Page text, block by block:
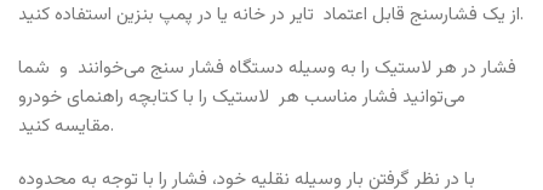
از یک فشارسنج قابل اعتماد تایر در خانه یا در پمپ بنزین استفاده کنید.
فشار در هر لاستیک را به وسیله دستگاه فشار سنج می‌خوانند و شما
می‌توانید فشار مناسب هر لاستیک را با کتابچه راهنمای خودرو
مقایسه کنید.
با در نظر گرفتن بار وسیله نقلیه خود، فشار را با توجه به محدوده